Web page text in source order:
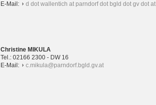
E-Mail:
d dot wallentich at parndorf dot bgld dot gv dot at
Christine MIKULA
Tel.: 02166 2300 - DW 16
E-Mail:
c.mikula@parndorf.bgld.gv.at